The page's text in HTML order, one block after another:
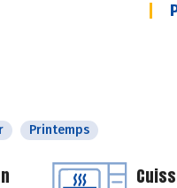
Printemps